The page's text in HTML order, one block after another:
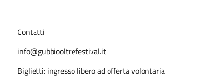
Contatti
info@gubbiooltrefestival.it
Biglietti: ingresso libero ad offerta volontaria